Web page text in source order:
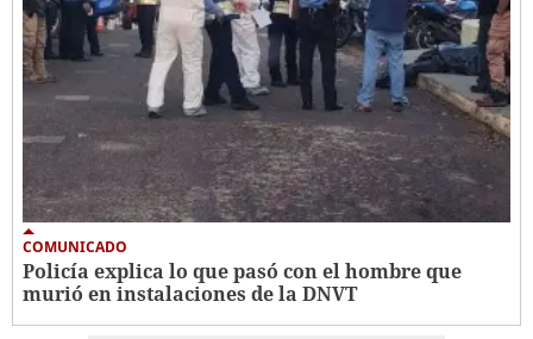
COMUNICADO
Policía explica lo que pasó con el hombre que
murió en instalaciones de la DNVT